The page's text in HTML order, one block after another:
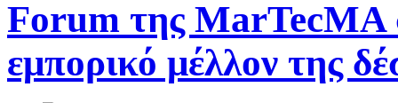
Forum της MarTecMA
εμπορικό μέλλον της